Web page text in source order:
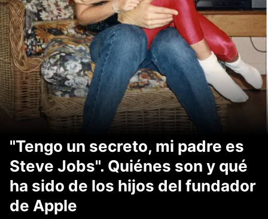
"Tengo un secreto, mi padre es
Steve Jobs". Quiénes son y qué
ha sido de los hijos del fundador
de Apple